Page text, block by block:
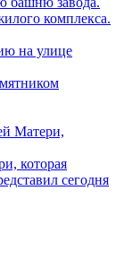
комплекса.
на улице
Матери,
которая
сегодня